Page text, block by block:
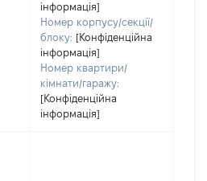
інформація]
Номер корпусу/секції/
блоку: [Конфіденційна
інформація]
Номер квартири/
кімнати/гаражу:
[Конфіденційна
інформація]